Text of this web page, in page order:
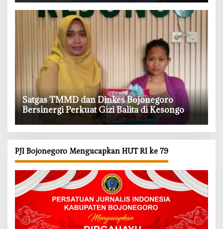
‎Satgas TMMD dan Dinkes Bojonegoro
Bersinergi Perkuat Gizi Balita di Kesongo
PJI Bojonegoro Mengucapkan HUT RI ke 79